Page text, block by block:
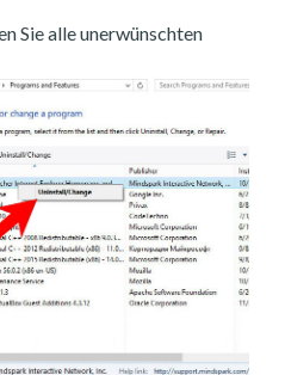
Sie alle unerwünschten